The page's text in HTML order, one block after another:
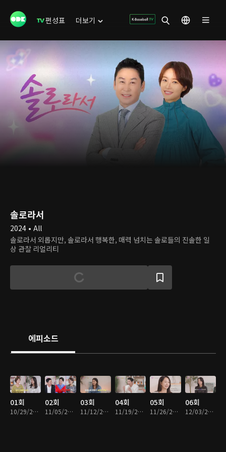
편성표 더보기
솔로라서
2024 • All
솔로라서 외롭지만, 솔로라서 행복한, 매력 넘치는 솔로들의 진솔한 일
상 관찰 리얼리티
에피소드
01회
10/29/2024 • 1시간 42분
02회
11/05/2024 • 1시간 37분
03회
11/12/2024 • 1시간 31분
04회
11/19/2024 • 1시간 30분
05회
11/26/2024 • 1시간 38분
06회
12/03/2024 • 1시간 32분